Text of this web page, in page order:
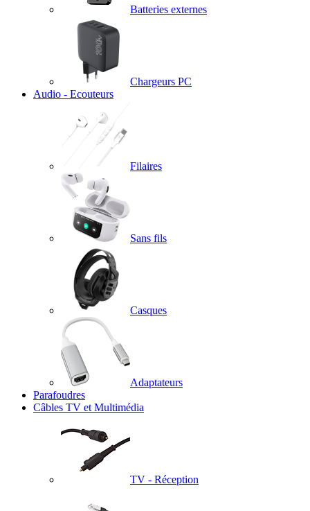
Batteries externes
Chargeurs PC
Audio - Ecouteurs
Filaires
Sans fils
Casques
Adaptateurs
Parafoudres
Câbles TV et Multimédia
TV - Réception